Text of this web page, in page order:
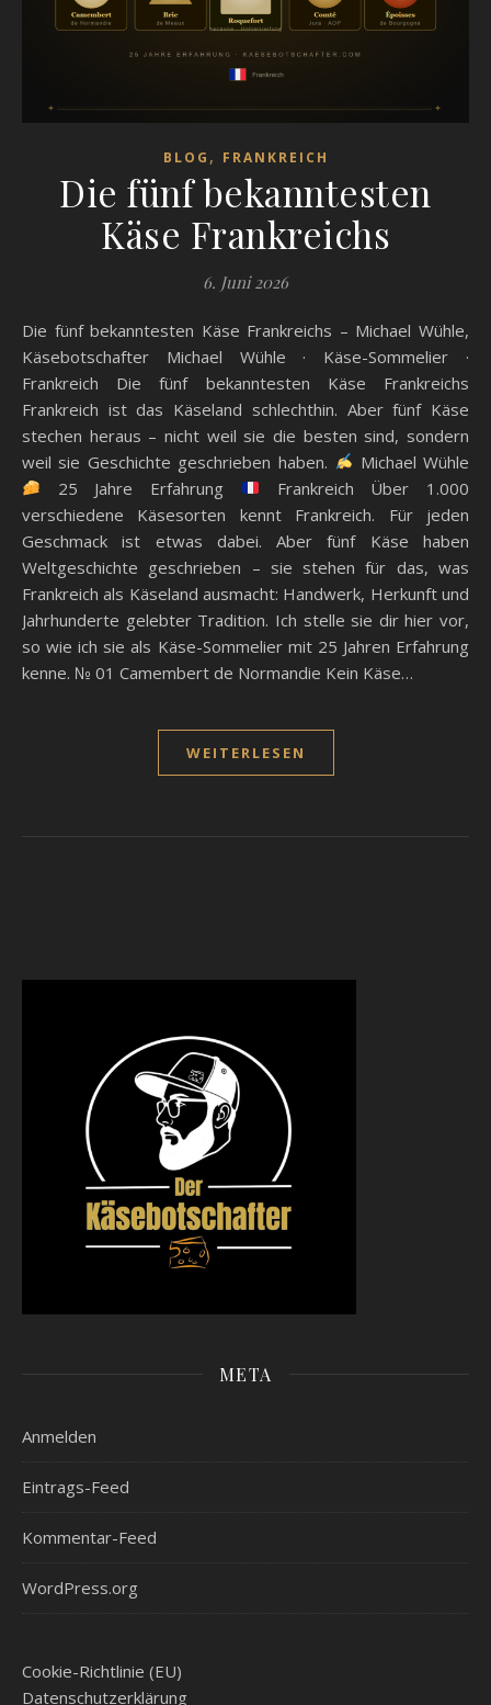
BLOG , FRANKREICH
Die fünf bekanntesten
Käse Frankreichs
6. Juni 2026
Die fünf bekanntesten Käse Frankreichs – Michael Wühle,
Käsebotschafter Michael Wühle · Käse-Sommelier ·
Frankreich Die fünf bekanntesten Käse Frankreichs
Frankreich ist das Käseland schlechthin. Aber fünf Käse
stechen heraus – nicht weil sie die besten sind, sondern
weil sie Geschichte geschrieben haben.
Michael Wühle
25 Jahre Erfahrung
Frankreich Über 1.000
verschiedene Käsesorten kennt Frankreich. Für jeden
Geschmack ist etwas dabei. Aber fünf Käse haben
Weltgeschichte geschrieben – sie stehen für das, was
Frankreich als Käseland ausmacht: Handwerk, Herkunft und
Jahrhunderte gelebter Tradition. Ich stelle sie dir hier vor,
so wie ich sie als Käse-Sommelier mit 25 Jahren Erfahrung
kenne. № 01 Camembert de Normandie Kein Käse…
WEITERLESEN
META
Anmelden
Eintrags-Feed
Kommentar-Feed
WordPress.org
Cookie-Richtlinie (EU)
Datenschutzerklärung